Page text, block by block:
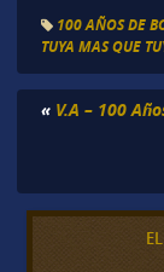
100 AÑOS DE
TUYA MAS QUE
« V.A – 100